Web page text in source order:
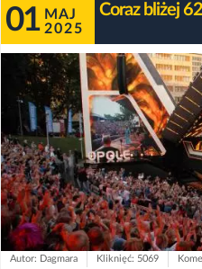
01 MAJ
2025
Coraz bliżej
Autor: Dagmara Kliknięć: 5069